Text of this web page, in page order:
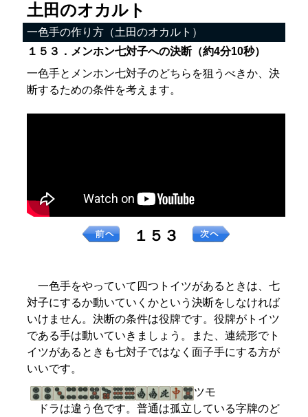
土田のオカルト
一色手の作り方（土田のオカルト）
１５３．メンホン七対子への決断（約4分10秒）
一色手とメンホン七対子のどちらを狙うべきか、決
断するための条件を考えます。
１５３
一色手をやっていて四つトイツがあるときは、七
対子にするか動いていくかという決断をしなければ
いけません。決断の条件は役牌です。役牌がトイツ
である手は動いていきましょう。また、連続形でト
イツがあるときも七対子ではなく面子手にする方が
いいです。
ツモ
ドラは違う色です。普通は孤立している字牌のど